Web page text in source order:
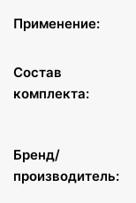
Применение:
Состав
комплекта:
Бренд/
производитель: